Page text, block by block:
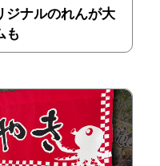
ジナルのれんが大
も